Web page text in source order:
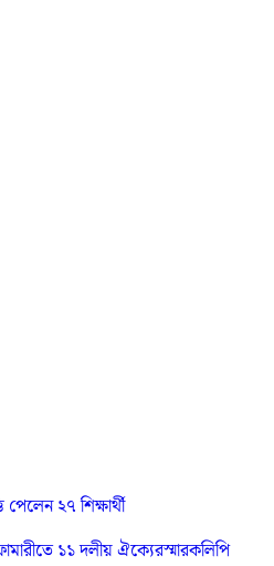
২৭ শিক্ষার্থী
১১ দলীয় ঐক্যেরস্মারকলিপি